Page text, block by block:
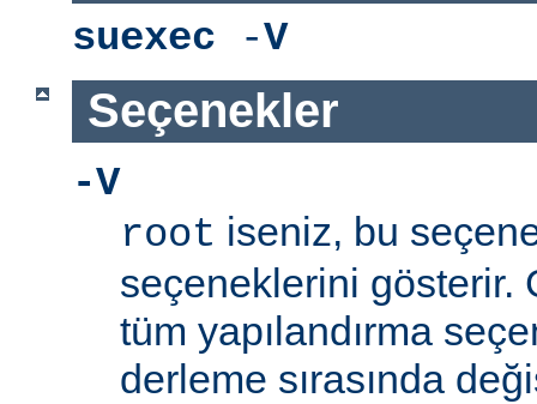
suexec -V
Seçenekler
-V
root iseniz, bu
seçeneklerini gösterir.
tüm yapılandırma
derleme sırasında